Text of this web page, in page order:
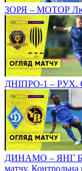
ЗОРЯ – МОТОР
ДНІПРО-1 – РУХ.
ДИНАМО – ЯНГ
матчу. Контрольна